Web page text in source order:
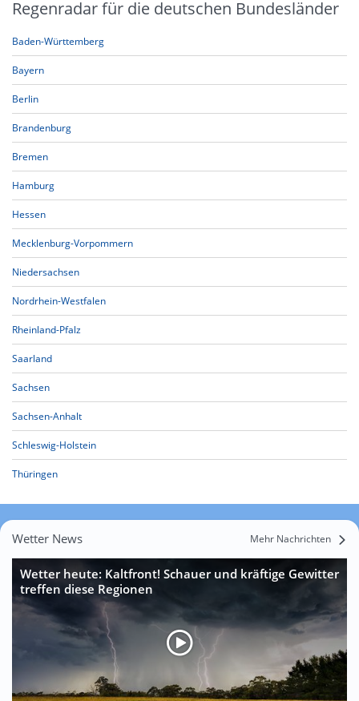
Regenradar für die deutschen Bundesländer
Baden-Württemberg
Bayern
Berlin
Brandenburg
Bremen
Hamburg
Hessen
Mecklenburg-Vorpommern
Niedersachsen
Nordrhein-Westfalen
Rheinland-Pfalz
Saarland
Sachsen
Sachsen-Anhalt
Schleswig-Holstein
Thüringen
Wetter News Mehr Nachrichten
Wetter heute: Kaltfront! Schauer und kräftige Gewitter
treffen diese Regionen